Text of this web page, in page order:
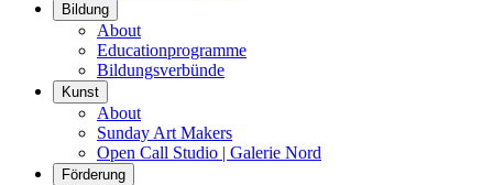
Bildung
About
Educationprogramme
Bildungsverbünde
Kunst
About
Sunday Art Makers
Open Call Studio | Galerie Nord
Förderung